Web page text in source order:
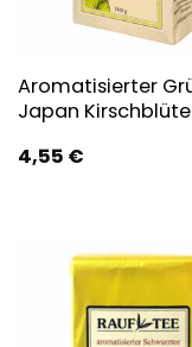
Aromatisierter
Japan
4,55 €